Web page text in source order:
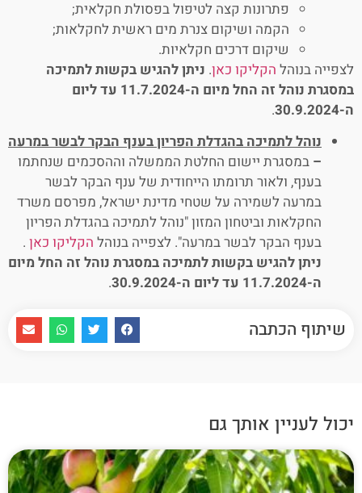
פתרונות קצה לטיפול בפסולת חקלאית;
הקמה ושיקום צנרת מים ראשית לחקלאות;
שיקום דרכים חקלאיות.
לצפייה בנוהל הקליקו כאן. ניתן להגיש בקשות לתמיכה
במסגרת נוהל זה החל מיום ה-11.7.2024 עד ליום
ה-30.9.2024
.
נוהל לתמיכה בהגדלת הפריון בענף הבקר לבשר במרעה
– במסגרת יישום החלטת הממשלה וההסכמים שנחתמו
בענף, ולאור תרומתו הייחודית של ענף הבקר לבשר
במרעה לשמירה על שטחי מדינת ישראל, מפרסם משרד
החקלאות וביטחון המזון "נוהל לתמיכה בהגדלת הפריון
בענף הבקר לבשר במרעה". לצפייה בנוהל הקליקו כאן .
ניתן להגיש בקשות לתמיכה במסגרת נוהל זה החל מיום
ה-11.7.2024 עד ליום ה-30.9.2024
.
שיתוף הכתבה
יכול לעניין אותך גם